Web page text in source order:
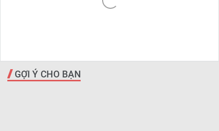
GỢI Ý CHO BẠN